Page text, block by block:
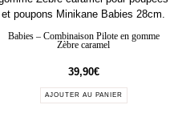
Babies – Combinaison Pilote en gomme
Zèbre caramel
39,90€
AJOUTER AU PANIER